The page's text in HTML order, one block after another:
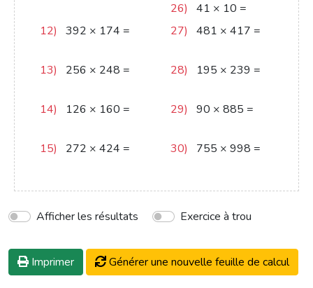
12)
392 × 174 =
13)
256 × 248 =
14)
126 × 160 =
15)
272 × 424 =
26)
41 × 10 =
27)
481 × 417 =
28)
195 × 239 =
29)
90 × 885 =
30)
755 × 998 =
Afficher les résultats Exercice à trou
Imprimer Générer une nouvelle feuille de calcul